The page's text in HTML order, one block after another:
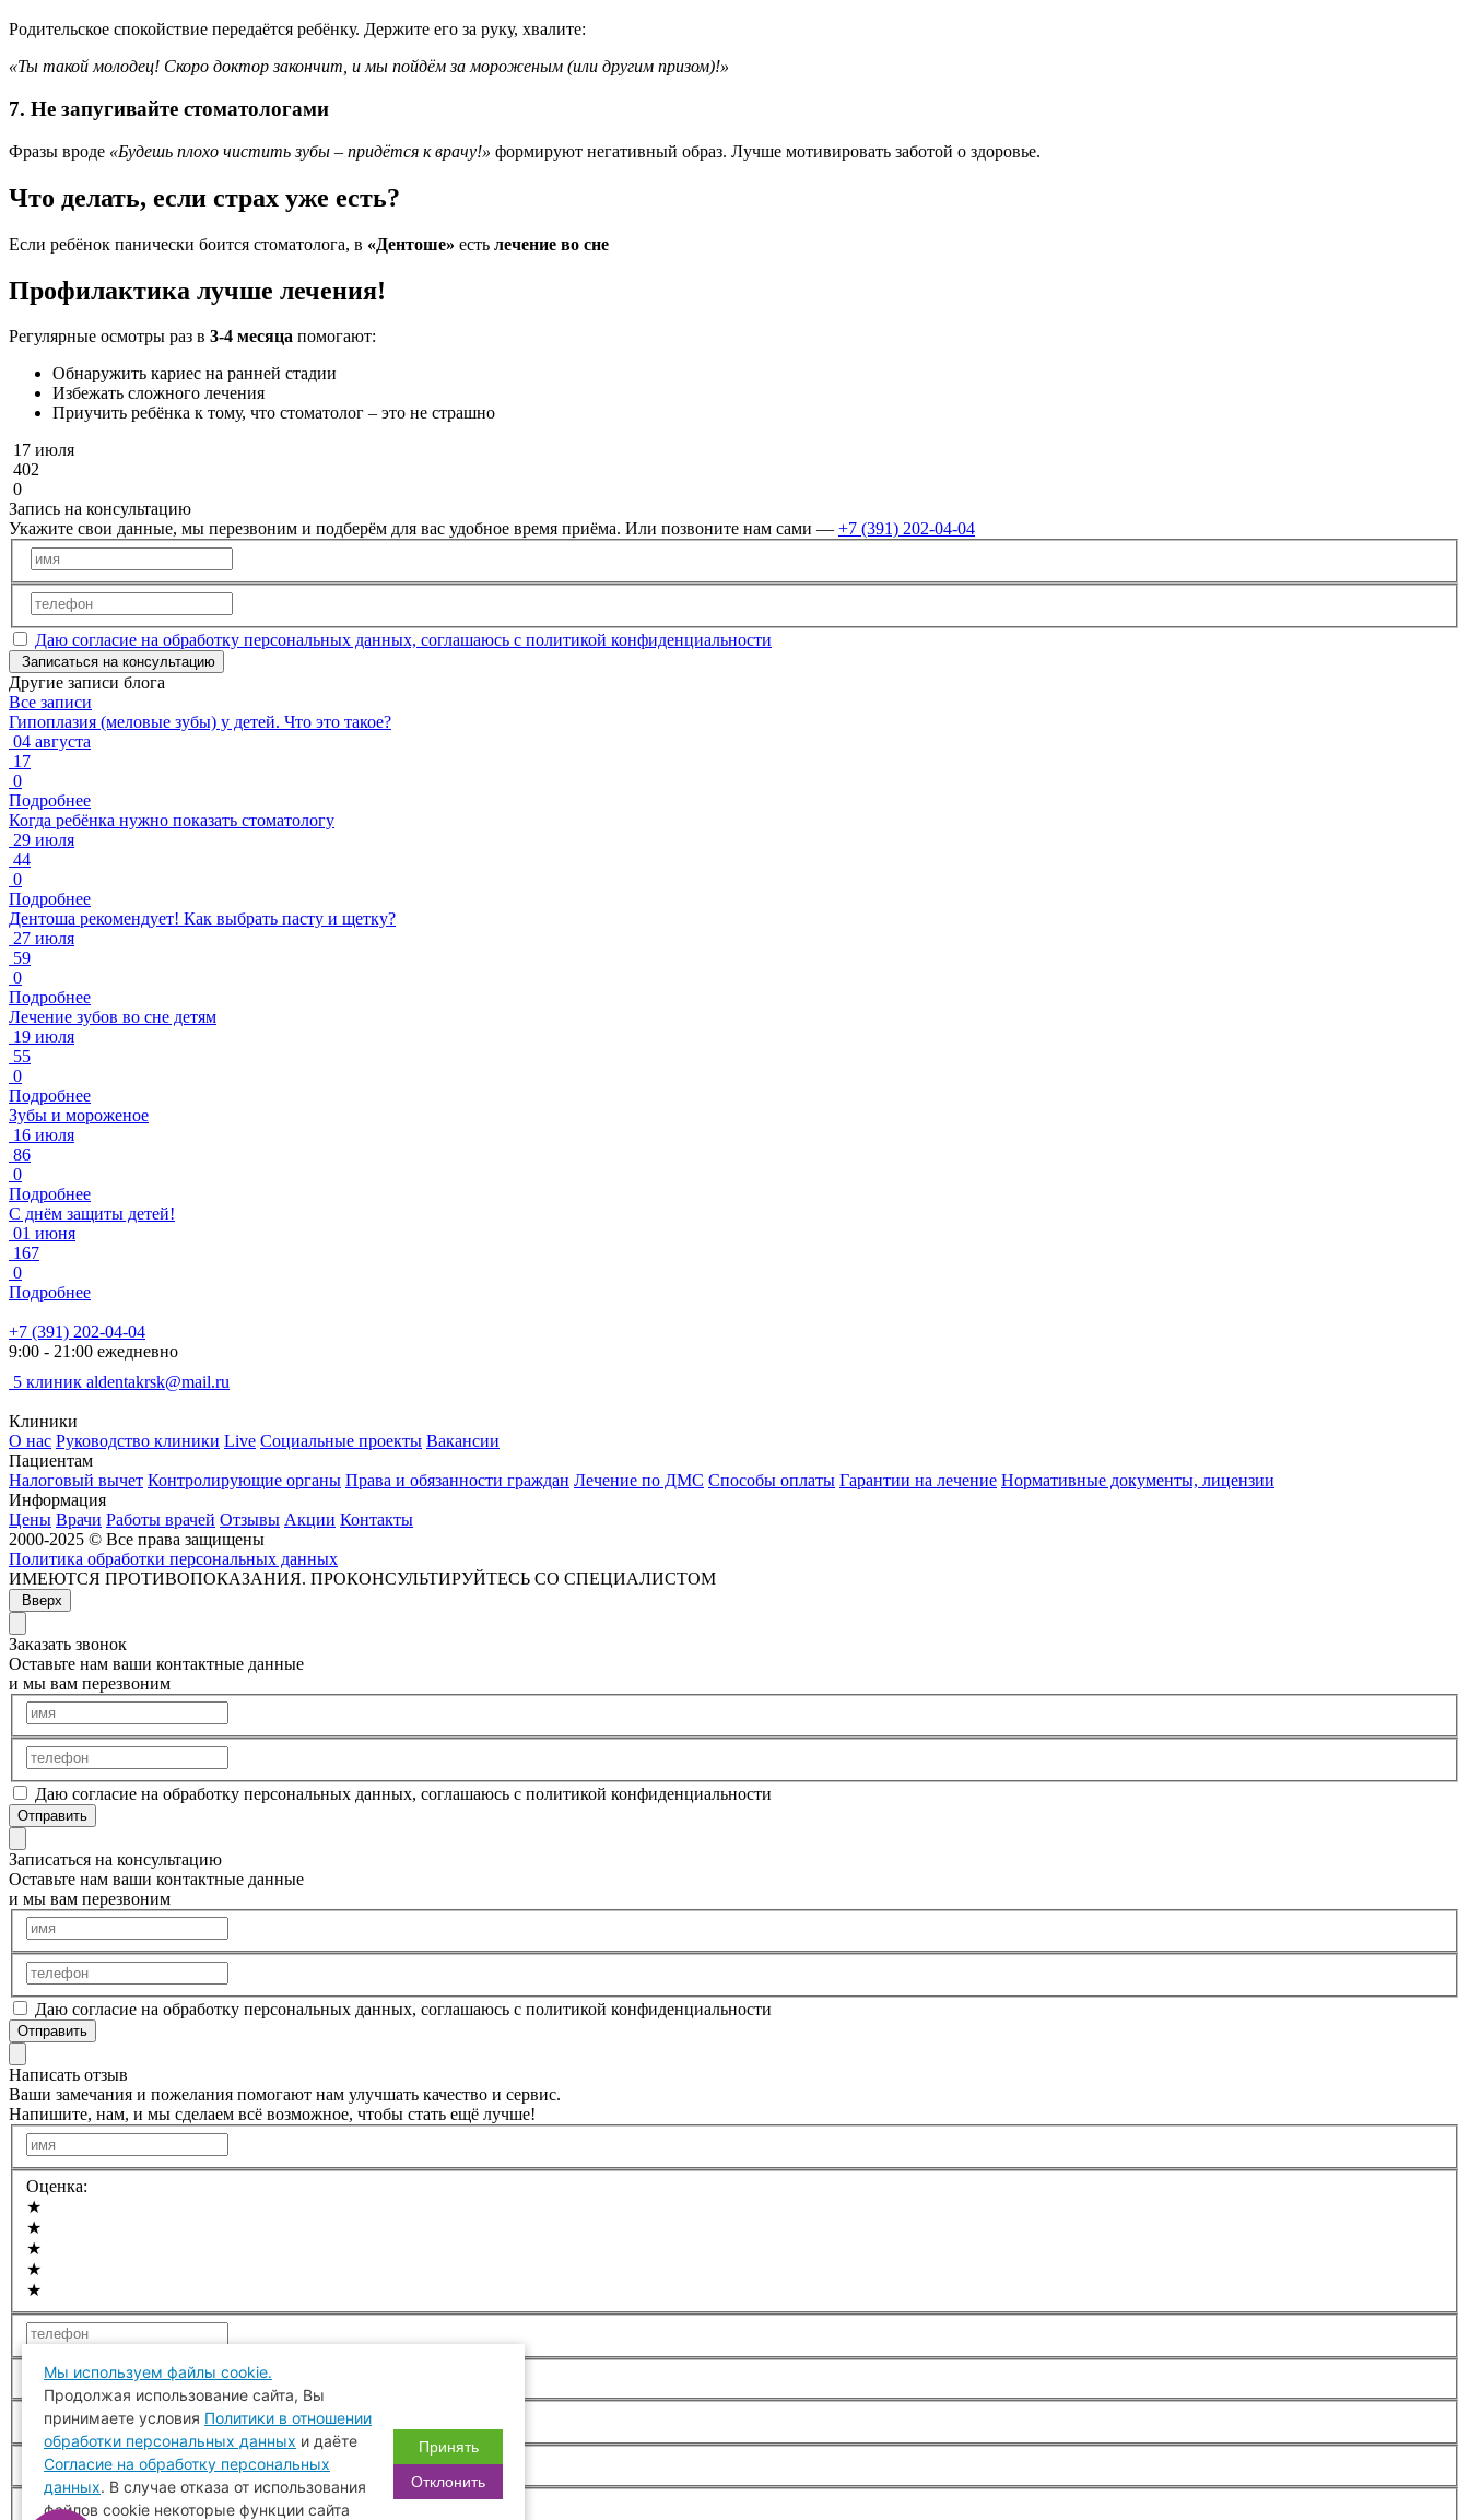
Родительское спокойствие передаётся ребёнку. Держите его за руку, хвалите:
«Ты такой молодец! Скоро доктор закончит, и мы пойдём за мороженым (или другим призом)!»
7. Не запугивайте стоматологами
Фразы вроде «Будешь плохо чистить зубы – придётся к врачу!» формируют негативный образ. Лучше мотивировать заботой о здоровье.
Что делать, если страх уже есть?
Если ребёнок панически боится стоматолога, в «Дентоше» есть лечение во сне
Профилактика лучше лечения!
Регулярные осмотры раз в 3-4 месяца помогают:
Обнаружить кариес на ранней стадии
Избежать сложного лечения
Приучить ребёнка к тому, что стоматолог – это не страшно
17 июля
402
0
Запись на консультацию
Укажите свои данные, мы перезвоним и подберём для вас удобное время приёма. Или позвоните нам сами — +7 (391) 202-04-04
Даю согласие на обработку персональных данных, соглашаюсь с политикой конфиденциальности
Записаться на консультацию
Другие записи блога
Все записи
Гипоплазия (меловые зубы) у детей. Что это такое?
04 августа
17
0
Подробнее
Когда ребёнка нужно показать стоматологу
29 июля
44
0
Подробнее
Дентоша рекомендует! Как выбрать пасту и щетку?
27 июля
59
0
Подробнее
Лечение зубов во сне детям
19 июля
55
0
Подробнее
Зубы и мороженое
16 июля
86
0
Подробнее
С днём защиты детей!
01 июня
167
0
Подробнее
+7 (391) 202-04-04
9:00 - 21:00 ежедневно
5 клиник aldentakrsk@mail.ru
Клиники
О нас Руководство клиники Live Социальные проекты Вакансии
Пациентам
Налоговый вычет Контролирующие органы Права и обязанности граждан Лечение по ДМС Способы оплаты Гарантии на лечение Нормативные документы, лицензии
Информация
Цены Врачи Работы врачей Отзывы Акции Контакты
2000-2025 © Все права защищены
Политика обработки персональных данных
ИМЕЮТСЯ ПРОТИВОПОКАЗАНИЯ. ПРОКОНСУЛЬТИРУЙТЕСЬ СО СПЕЦИАЛИСТОМ
Вверх
Заказать звонок
Оставьте нам ваши контактные данные
и мы вам перезвоним
Даю согласие на обработку персональных данных, соглашаюсь с политикой конфиденциальности
Отправить
Записаться на консультацию
Оставьте нам ваши контактные данные
и мы вам перезвоним
Даю согласие на обработку персональных данных, соглашаюсь с политикой конфиденциальности
Отправить
Написать отзыв
Ваши замечания и пожелания помогают нам улучшать качество и сервис.
Напишите, нам, и мы сделаем всё возможное, чтобы стать ещё лучше!
Оценка:
★
★
★
★
★
Врач:
Клиника:
Мы используем файлы cookie.
Продолжая использование сайта, Вы
принимаете условия Политики в отношении
обработки персональных данных и даёте
Согласие на обработку персональных
данных. В случае отказа от использования
файлов cookie некоторые функции сайта
Принять
Отклонить